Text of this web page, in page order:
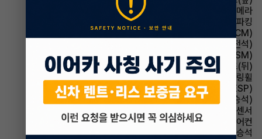
주차보조 후방카메라
파킹 전자식 파킹
룸미러 전자식 룸미러(ECM)
시트 전동시트(운전석)
주행안전 샤시 통합 제어 시스템(VSM)
시트 열선시트(뒤)
스티어링휠 가죽스티어링휠
주행안전 차체자세제어장치(VDC,ESC,ESP)
시트 전동시트(동승석)
주차보조 후방감지센서
에어컨 풀오토에어컨
에어백 동승석